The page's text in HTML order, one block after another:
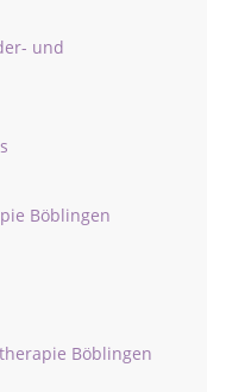
und
Böblingen
Böblingen